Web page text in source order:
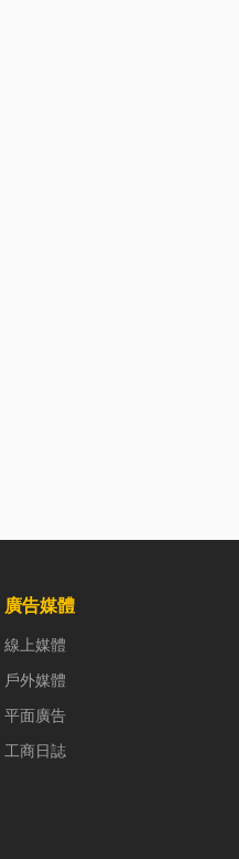
廣告媒體
線上媒體
戶外媒體
平面廣告
工商日誌